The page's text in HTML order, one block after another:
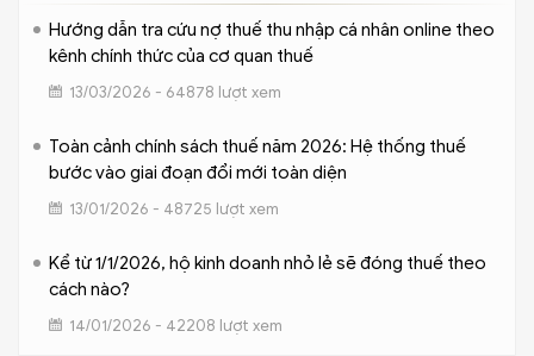
Hướng dẫn tra cứu nợ thuế thu nhập cá nhân online theo
kênh chính thức của cơ quan thuế
13/03/2026 - 64878 lượt xem
Toàn cảnh chính sách thuế năm 2026: Hệ thống thuế
bước vào giai đoạn đổi mới toàn diện
13/01/2026 - 48725 lượt xem
Kể từ 1/1/2026, hộ kinh doanh nhỏ lẻ sẽ đóng thuế theo
cách nào?
14/01/2026 - 42208 lượt xem